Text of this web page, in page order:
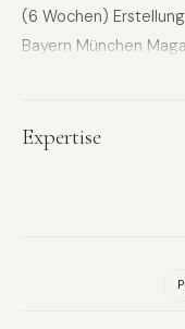
(6 Wochen)
Bayern München
Veranstaltungen in
Regensburg und bin
Informationen und
zwischen Japan und
Highlights:
in traditioneller
Schreiben von
Expertise